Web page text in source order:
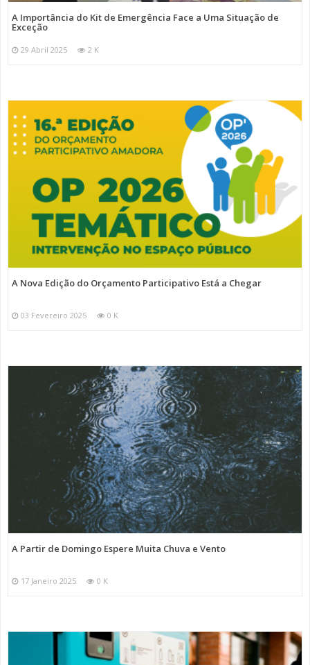
A Importância do Kit de Emergência Face a Uma Situação de
Exceção
29 Abril 2025 2 K
A Nova Edição do Orçamento Participativo Está a Chegar
03 Fevereiro 2025 0 K
A Partir de Domingo Espere Muita Chuva e Vento
17 Janeiro 2025 0 K